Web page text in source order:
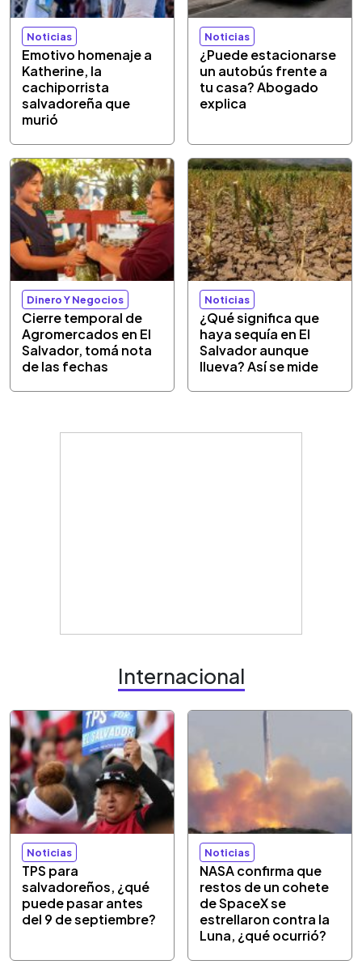
Noticias
Emotivo homenaje a
Katherine, la
cachiporrista
salvadoreña que
murió
Noticias
¿Puede estacionarse
un autobús frente a
tu casa? Abogado
explica
Dinero Y Negocios
Cierre temporal de
Agromercados en El
Salvador, tomá nota
de las fechas
Noticias
¿Qué significa que
haya sequía en El
Salvador aunque
llueva? Así se mide
Internacional
Noticias
TPS para
salvadoreños, ¿qué
puede pasar antes
del 9 de septiembre?
Noticias
NASA confirma que
restos de un cohete
de SpaceX se
estrellaron contra la
Luna, ¿qué ocurrió?